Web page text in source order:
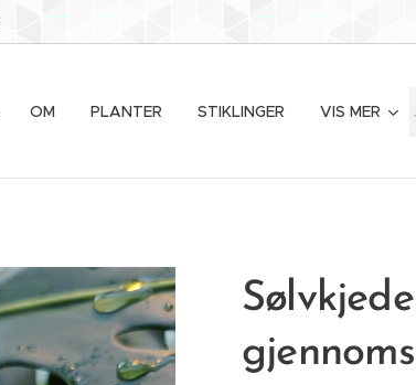
OM PLANTER STIKLINGER VIS MER